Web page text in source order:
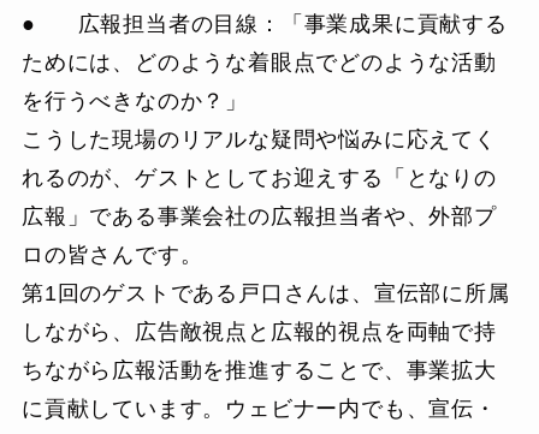
● 広報担当者の目線：「事業成果に貢献する
ためには、どのような着眼点でどのような活動
を行うべきなのか？」
こうした現場のリアルな疑問や悩みに応えてく
れるのが、ゲストとしてお迎えする「となりの
広報」である事業会社の広報担当者や、外部プ
ロの皆さんです。
第1回のゲストである戸口さんは、宣伝部に所属
しながら、広告敵視点と広報的視点を両軸で持
ちながら広報活動を推進することで、事業拡大
に貢献しています。ウェビナー内でも、宣伝・